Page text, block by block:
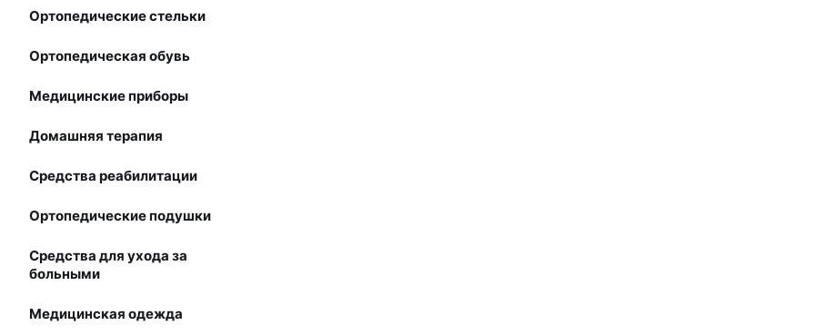
Ортопедические стельки
Ортопедическая обувь
Медицинские приборы
Домашняя терапия
Средства реабилитации
Ортопедические подушки
Средства для ухода за
больными
Медицинская одежда